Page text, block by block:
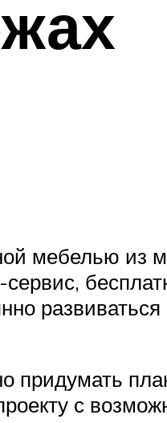
мебелью из
придумать
с